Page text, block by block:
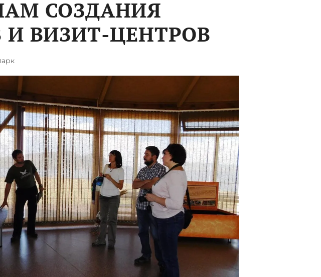
СОЗДАНИЯ
И ВИЗИТ-ЦЕНТРОВ